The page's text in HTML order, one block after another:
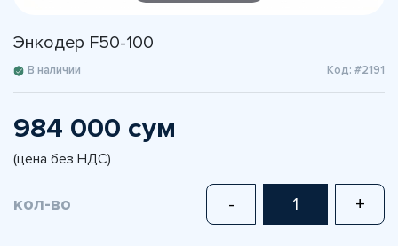
Энкодер F50-100
В наличии Код: #2191
984 000 сум
(цена без НДС)
кол-во - +